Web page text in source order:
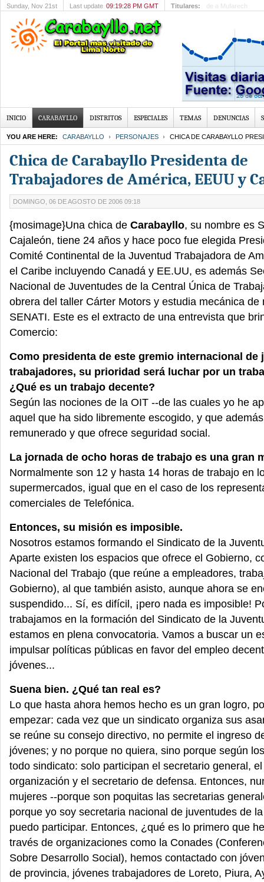
Sunday, Nov 21st Last update 09:19:28 PM GMT Titulares: Susana Villarán:
INICIO CARABAYLLO DISTRITOS ESPECIALES TEMAS DENUNCIAS
YOU ARE HERE: CARABAYLLO PERSONAJES CHICA DE CARABAYLLO
Chica de Carabayllo Presidenta de
Trabajadores de América, EEUU y
DOMINGO, 06 DE AGOSTO DE 2006 09:18
{mosimage}Una chica de Carabayllo, su nombre es
Cajaleón, tiene 24 años y hace poco fue elegida
Comité Continental de la Juventud Trabajadora de
el Caribe incluyendo Canadá y EE.UU, es además
Nacional de Juventudes de la Central Única de
obrera del taller Cárter Motors y estudia mecánica de
SENATI. Este es el extracto de una entrevista que
Comercio:
Como presidenta de este gremio internacional de
trabajadores, su prioridad será luchar por un
¿Qué es un trabajo decente?
Según las nociones de la OIT --de las cuales yo he
aquel que ha sido libremente escogido, y que
remunerado y que ofrece seguridad social.
La jornada de ocho horas de trabajo es una gran
Normalmente son 12 y hasta 14 horas de trabajo en
supermercados, igual que en el caso de los
comerciales de Telefónica.
Entonces, su misión es imposible.
Nosotros estamos formando el Sindicato de la
Aparte existen los espacios que ofrece el Gobierno,
Nacional del Trabajo (que reúne a empleadores,
Gobierno), al que también asisto, aunque ahora se
suspendido... Sí, es difícil, ¡pero nada es imposible!
trabajamos en la formación del Sindicato de la
estamos en plena convocatoria. Vamos a buscar un
impulsar políticas públicas en favor del empleo
jóvenes...
Suena bien. ¿Qué tan real es?
Lo que hasta ahora hemos hecho es un gran logro,
empezar: cada vez que un sindicato organiza sus
se reúne su consejo directivo, no permite el ingreso
jóvenes; y no porque no quiera, sino porque según
todo sindicato: solo participan el secretario general,
organización y el secretario de defensa. Entonces,
mujeres --porque son poquitas las secretarias
porque yo soy secretaria nacional de juventudes de
puedo participar. Entonces, ¿qué es lo primero que
través de organizaciones como la Conades
Sobre Desarrollo Social), hemos contactado con
de provincia, jóvenes trabajadores de Loreto, Piura,